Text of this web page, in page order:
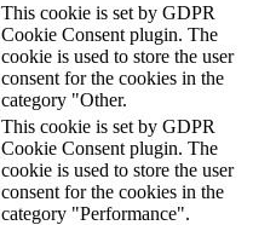
This cookie is set by GDPR
Cookie Consent plugin. The
cookie is used to store the user
consent for the cookies in the
category "Other.
This cookie is set by GDPR
Cookie Consent plugin. The
cookie is used to store the user
consent for the cookies in the
category "Performance".